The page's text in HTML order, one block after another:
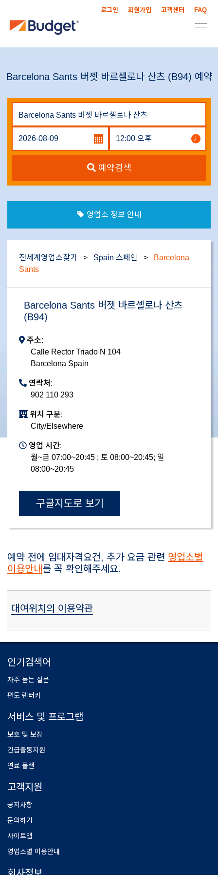
로그인 회원가입 고객센터 FAQ
Barcelona Sants 버젯 바르셀로나 산츠 (B94) 예약
예약검색
영업소 정보 안내
전세계영업소찾기 > Spain 스페인 >
Barcelona
Sants
Barcelona Sants 버젯 바르셀로나 산츠
(B94)
주소:
Calle Rector Triado N 104
Barcelona Spain
연락처:
902 110 293
위치 구분:
City/Elsewhere
영업 시간:
월~금 07:00~20:45 ; 토 08:00~20:45; 일
08:00~20:45
구글지도로 보기
예약 전에 임대자격요건, 추가 요금 관련 영업소별
이용안내를 꼭 확인해주세요.
대여위치의 이용약관
인기검색어
자주 묻는 질문
편도 렌터카
서비스 및 프로그램
보호 및 보장
긴급출동지원
연료 플랜
고객지원
공지사항
문의하기
사이트맵
영업소별 이용안내